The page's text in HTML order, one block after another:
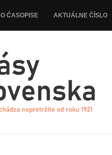
O ČASOPISE AKTUÁLNE ČÍSLO